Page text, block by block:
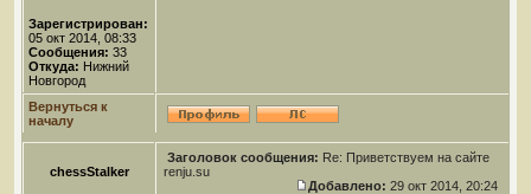
Зарегистрирован:
05 окт 2014, 08:33
Сообщения: 33
Откуда: Нижний
Новгород
Вернуться к
началу
chessStalker
Заголовок сообщения: Re: Приветствуем на сайте
renju.su
Добавлено: 29 окт 2014, 20:24